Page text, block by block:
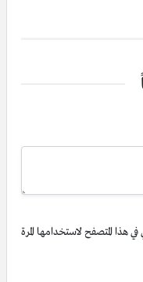
هذا المتصفح لاستخدامها المرة